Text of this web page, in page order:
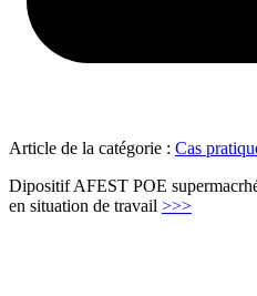
Article de la catégorie : Cas
Dipositif AFEST POE
en situation de travail >>>